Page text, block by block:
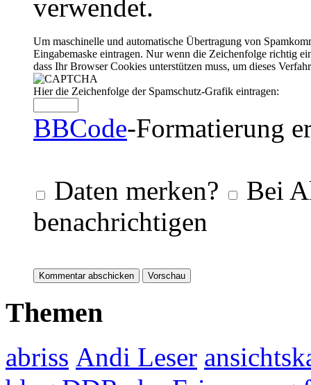
verwendet.
Um maschinelle und automatische Übertragung von
Eingabemaske eintragen. Nur wenn die Zeichenfolge richtig
dass Ihr Browser Cookies unterstützen muss, um dieses
Hier die Zeichenfolge der Spamschutz-Grafik eintragen:
BBCode-Formatierung
Daten merken?
Bei
benachrichtigen
Themen
abriss Andi Leser